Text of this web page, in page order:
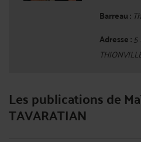
Barreau :
Adresse :5
Les publications de
TAVARATIAN